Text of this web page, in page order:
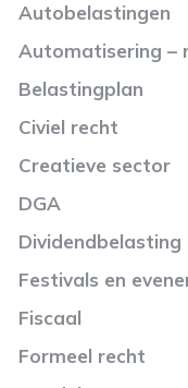
Autobelastingen
Automatisering –
Belastingplan
Civiel recht
Creatieve sector
DGA
Dividendbelasting
Festivals en
Fiscaal
Formeel recht